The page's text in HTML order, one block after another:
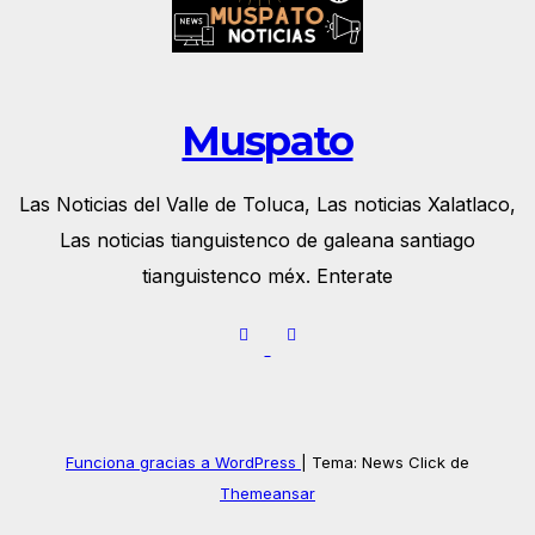
Muspato
Las Noticias del Valle de Toluca, Las noticias Xalatlaco,
Las noticias tianguistenco de galeana santiago
tianguistenco méx. Enterate
Funciona gracias a WordPress
Tema: News Click de
Themeansar